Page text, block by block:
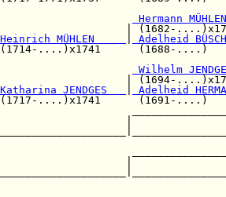
Hermann
| (1682-
Heinrich MÜHLEN
Adelheid
....)x1741
|
Wilhelm
| (1694-
Katharina JENDGES Adelheid
....)x1741
|